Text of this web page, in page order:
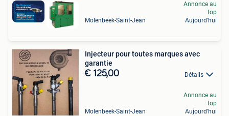
Molenbeek-Saint-Jean
Annonce au
top
Aujourd'hui
Injecteur pour toutes marques avec
garantie
€ 125,00 Détails
Molenbeek-Saint-Jean
Annonce au
top
Aujourd'hui